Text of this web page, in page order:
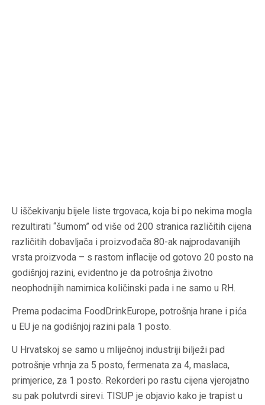
U iščekivanju bijele liste trgovaca, koja bi po nekima mogla
rezultirati “šumom” od više od 200 stranica različitih cijena
različitih dobavljača i proizvođača 80-ak najprodavanijih
vrsta proizvoda – s rastom inflacije od gotovo 20 posto na
godišnjoj razini, evidentno je da potrošnja životno
neophodnijih namirnica količinski pada i ne samo u RH.
Prema podacima FoodDrinkEurope, potrošnja hrane i pića
u EU je na godišnjoj razini pala 1 posto.
U Hrvatskoj se samo u mliječnoj industriji bilježi pad
potrošnje vrhnja za 5 posto, fermenata za 4, maslaca,
primjerice, za 1 posto. Rekorderi po rastu cijena vjerojatno
su pak polutvrdi sirevi. TISUP je objavio kako je trapist u